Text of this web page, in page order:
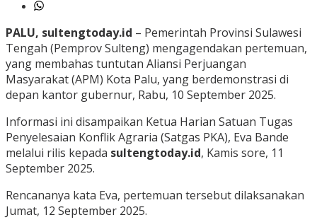
PALU, sultengtoday.id – Pemerintah Provinsi Sulawesi
Tengah (Pemprov Sulteng) mengagendakan pertemuan,
yang membahas tuntutan Aliansi Perjuangan
Masyarakat (APM) Kota Palu, yang berdemonstrasi di
depan kantor gubernur, Rabu, 10 September 2025.
Informasi ini disampaikan Ketua Harian Satuan Tugas
Penyelesaian Konflik Agraria (Satgas PKA), Eva Bande
melalui rilis kepada sultengtoday.id, Kamis sore, 11
September 2025.
Rencananya kata Eva, pertemuan tersebut dilaksanakan
Jumat, 12 September 2025.